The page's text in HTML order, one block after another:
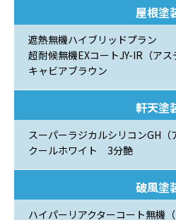
屋根塗
遮熱無機ハイブリッドプラン
超耐候無機EXコートJY-IR（アス
キャビアブラウン
軒天塗
スーパーラジカルシリコンGH（
クールホワイト 3分艶
破風塗
ハイパーリアクターコート無機（